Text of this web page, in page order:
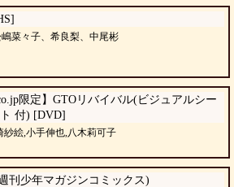
菜々子、希良梨、中尾彬
限定】GTOリバイバル(ビジュアルシー
付) [DVD]
紗絵,小手伸也,八木莉可子
刊少年マガジンコミックス)